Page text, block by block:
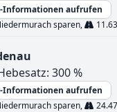
Informationen aufrufen
sparen,
300 %
Informationen aufrufen
sparen,